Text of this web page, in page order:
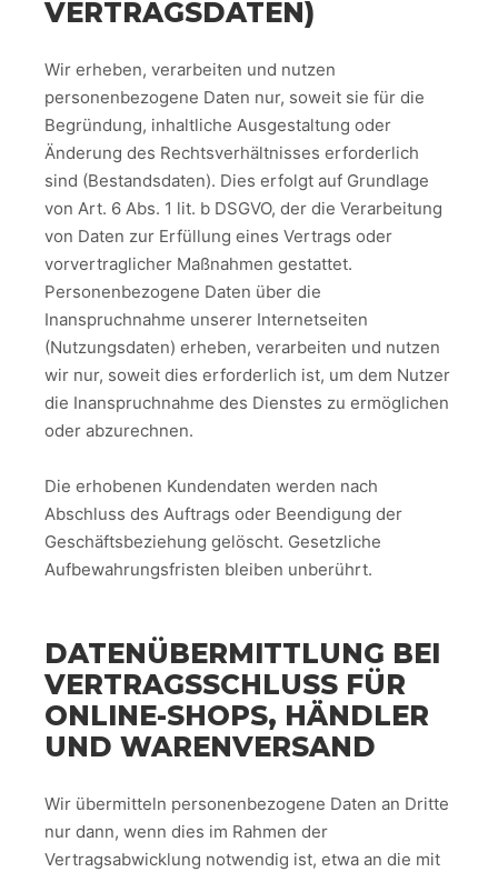
VERTRAGSDATEN)
Wir erheben, verarbeiten und nutzen
personenbezogene Daten nur, soweit sie für die
Begründung, inhaltliche Ausgestaltung oder
Änderung des Rechtsverhältnisses erforderlich
sind (Bestandsdaten). Dies erfolgt auf Grundlage
von Art. 6 Abs. 1 lit. b DSGVO, der die Verarbeitung
von Daten zur Erfüllung eines Vertrags oder
vorvertraglicher Maßnahmen gestattet.
Personenbezogene Daten über die
Inanspruchnahme unserer Internetseiten
(Nutzungsdaten) erheben, verarbeiten und nutzen
wir nur, soweit dies erforderlich ist, um dem Nutzer
die Inanspruchnahme des Dienstes zu ermöglichen
oder abzurechnen.
Die erhobenen Kundendaten werden nach
Abschluss des Auftrags oder Beendigung der
Geschäftsbeziehung gelöscht. Gesetzliche
Aufbewahrungsfristen bleiben unberührt.
DATENÜBERMITTLUNG BEI
VERTRAGSSCHLUSS FÜR
ONLINE-SHOPS, HÄNDLER
UND WARENVERSAND
Wir übermitteln personenbezogene Daten an Dritte
nur dann, wenn dies im Rahmen der
Vertragsabwicklung notwendig ist, etwa an die mit